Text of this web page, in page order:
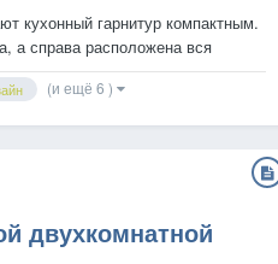
кухонный гарнитур компактным.
а справа расположена вся
информацию о стиле
кому подойдет можно на нашем
(и ещё 6 )
двухкомнатной